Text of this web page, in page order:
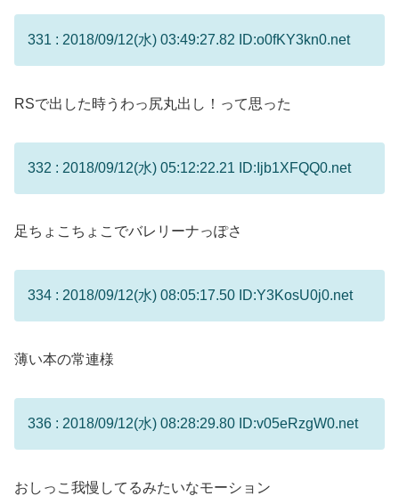
331 : 2018/09/12(水) 03:49:27.82 ID:o0fKY3kn0.net
RSで出した時うわっ尻丸出し！って思った
332 : 2018/09/12(水) 05:12:22.21 ID:Ijb1XFQQ0.net
足ちょこちょこでバレリーナっぽさ
334 : 2018/09/12(水) 08:05:17.50 ID:Y3KosU0j0.net
薄い本の常連様
336 : 2018/09/12(水) 08:28:29.80 ID:v05eRzgW0.net
おしっこ我慢してるみたいなモーション